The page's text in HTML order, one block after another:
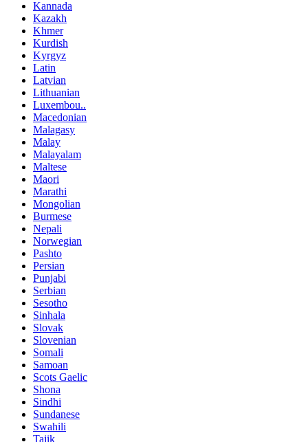
Kannada
Kazakh
Khmer
Kurdish
Kyrgyz
Latin
Latvian
Lithuanian
Luxembou..
Macedonian
Malagasy
Malay
Malayalam
Maltese
Maori
Marathi
Mongolian
Burmese
Nepali
Norwegian
Pashto
Persian
Punjabi
Serbian
Sesotho
Sinhala
Slovak
Slovenian
Somali
Samoan
Scots Gaelic
Shona
Sindhi
Sundanese
Swahili
Tajik